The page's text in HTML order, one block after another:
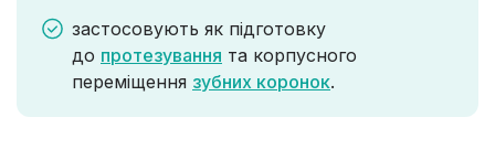
застосовують як підготовку
до протезування та корпусного
переміщення зубних коронок.